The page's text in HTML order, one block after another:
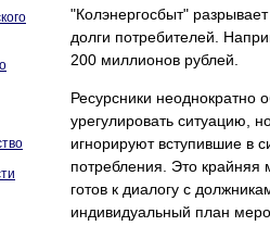
"Колэнергосбыт"
долги потребителей.
200 миллионов рублей.
Ресурсники неоднократно
урегулировать ситуацию,
игнорируют вступившие в
потребления. Это
готов к диалогу с
индивидуальный план